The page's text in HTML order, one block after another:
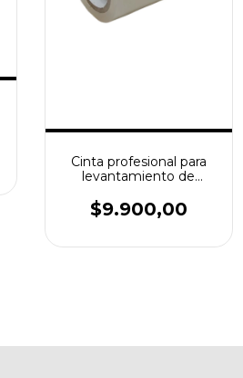
Cinta profesional para
levantamiento de
grumos
$9.900,00